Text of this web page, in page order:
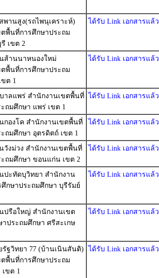
พานสูง(รถไพนุเคราะห์)
พื้นที่การศึกษาประถม
เขต 2
ได้รับ Link เอกสารแล้ว
ส้านนาหนองใหม่
พื้นที่การศึกษาประถม
ต 1
ได้รับ Link เอกสารแล้ว
บาลแพร่ สำนักงานเขตพื้นที่
ถมศึกษา แพร่ เขต 1
ได้รับ Link เอกสารแล้ว
กองโค สำนักงานเขตพื้นที่
ถมศึกษา อุตรดิตถ์ เขต 1
ได้รับ Link เอกสารแล้ว
วังม่วง สำนักงานเขตพื้นที่
ถมศึกษา ขอนแก่น เขต 2
ได้รับ Link เอกสารแล้ว
ปะทัดบุวิทยา สำนักงาน
กษาประถมศึกษา บุรีรัมย์
ได้รับ Link เอกสารแล้ว
ปรือใหญ่ สำนักงานเขต
ประถมศึกษา ศรีสะเกษ
ได้รับ Link เอกสารแล้ว
รัฐวิทยา 77 (บ้านเนินสันติ)
พื้นที่การศึกษาประถม
ขต 1
ได้รับ Link เอกสารแล้ว